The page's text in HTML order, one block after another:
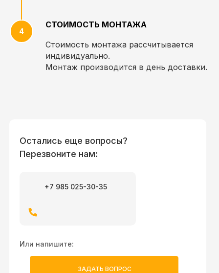
СТОИМОСТЬ МОНТАЖА
Стоимость монтажа рассчитывается
индивидуально.
Монтаж производится в день доставки.
Или напишите:
Остались еще вопросы?
Перезвоните нам:
+7 985 025-30-35
ЗАДАТЬ ВОПРОС